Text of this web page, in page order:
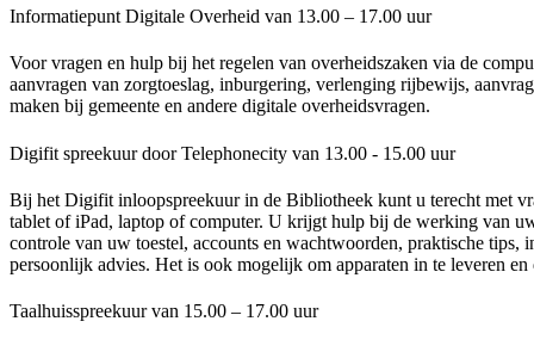
Informatiepunt Digitale Overheid van 13.00 – 17.00 uur
Voor vragen en hulp bij het regelen van overheidszaken via de
aanvragen van zorgtoeslag, inburgering, verlenging rijbewijs,
maken bij gemeente en andere digitale overheidsvragen.
Digifit spreekuur door Telephonecity van 13.00 - 15.00 uur
Bij het Digifit inloopspreekuur in de Bibliotheek kunt u terecht met
tablet of iPad, laptop of computer. U krijgt hulp bij de werking van
controle van uw toestel, accounts en wachtwoorden, praktische tips,
persoonlijk advies. Het is ook mogelijk om apparaten in te leveren en
Taalhuisspreekuur van 15.00 – 17.00 uur